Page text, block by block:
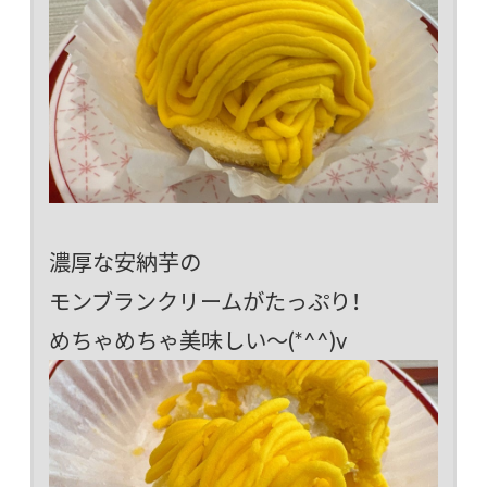
濃厚な安納芋の
モンブランクリームがたっぷり！
めちゃめちゃ美味しい～(*^^)v